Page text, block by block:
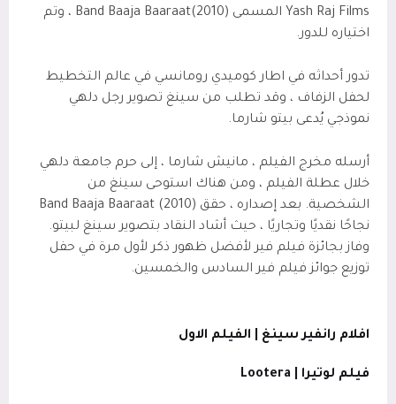
Yash Raj Films المسمى Band Baaja Baaraat(2010) ، وتم
اختياره للدور.
تدور أحداثه في اطار كوميدي رومانسي في عالم التخطيط
لحفل الزفاف ، وقد تطلب من سينغ تصوير رجل دلهي
نموذجي يُدعى بيتو شارما.
أرسله مخرج الفيلم ، مانيش شارما ، إلى حرم جامعة دلهي
خلال عطلة الفيلم ، ومن هناك استوحى سينغ من
الشخصية. بعد إصداره ، حقق Band Baaja Baaraat (2010)
نجاحًا نقديًا وتجاريًا ، حيث أشاد النقاد بتصوير سينغ لبيتو.
وفاز بجائزة فيلم فير لأفضل ظهور ذكر لأول مرة في حفل
توزيع جوائز فيلم فير السادس والخمسين.
افلام رانفير سينغ | الفيلم الاول
فيلم لوتيرا | Lootera